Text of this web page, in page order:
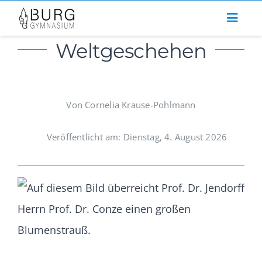
Zum
Inhalt
springen
Weltgeschehen
Von Cornelia Krause-Pohlmann
Veröffentlicht am: Dienstag, 4. August 2026